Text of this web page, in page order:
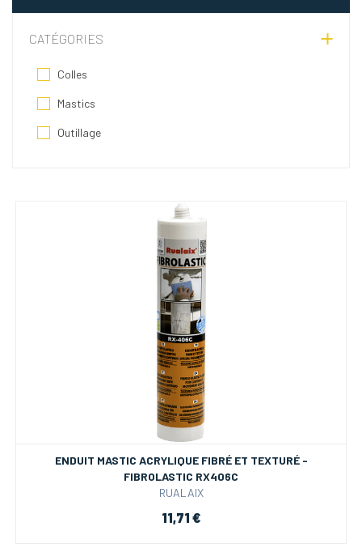
CATÉGORIES
Colles
Mastics
Outillage
ENDUIT MASTIC ACRYLIQUE FIBRÉ ET TEXTURÉ -
FIBROLASTIC RX406C
RUALAIX
11,71 €